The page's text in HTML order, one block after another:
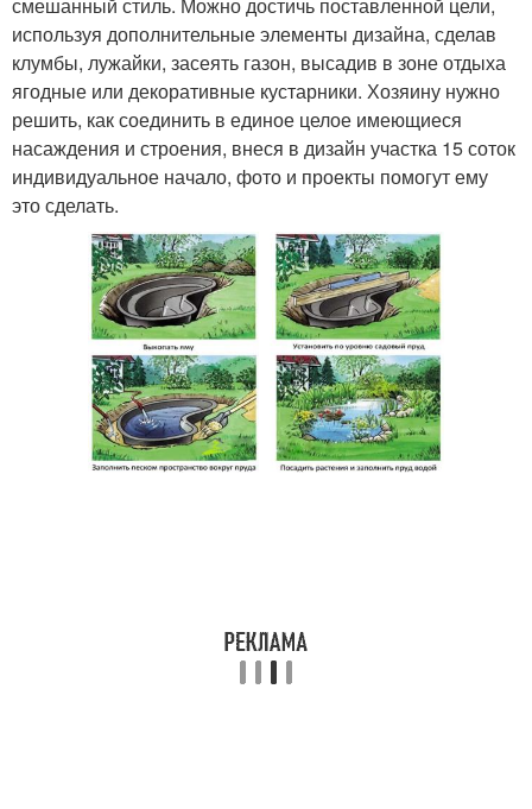
используя дополнительные элементы дизайна, сделав
клумбы, лужайки, засеять газон, высадив в зоне отдыха
ягодные или декоративные кустарники. Хозяину нужно
решить, как соединить в единое целое имеющиеся
насаждения и строения, внеся в дизайн участка 15 соток
индивидуальное начало, фото и проекты помогут ему
это сделать.